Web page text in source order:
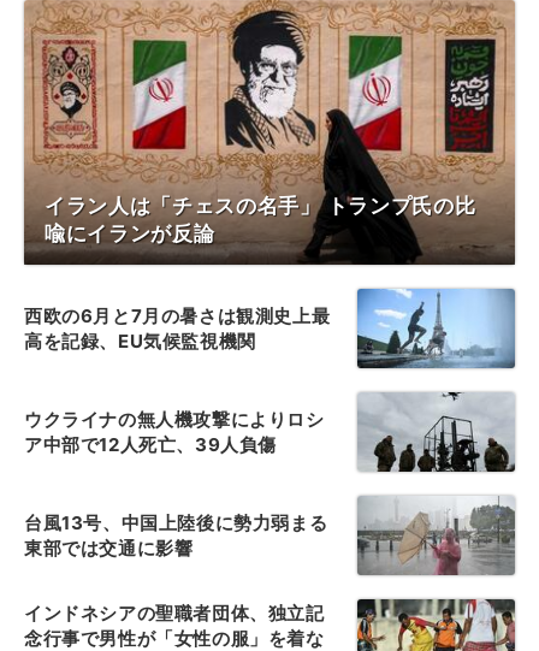
イラン人は「チェスの名手」 トランプ氏の比
喩にイランが反論
西欧の6月と7月の暑さは観測史上最
高を記録、EU気候監視機関
ウクライナの無人機攻撃によりロシ
ア中部で12人死亡、39人負傷
台風13号、中国上陸後に勢力弱まる
東部では交通に影響
インドネシアの聖職者団体、独立記
念行事で男性が「女性の服」を着な